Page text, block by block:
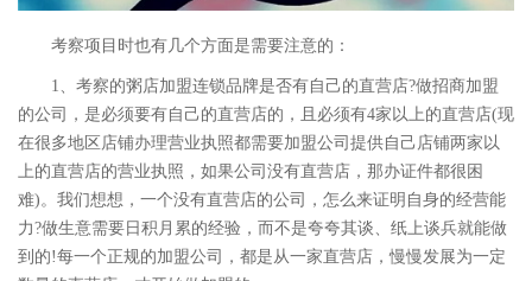
考察项目时也有几个方面是需要注意的：
1、考察的粥店加盟连锁品牌是否有自己的直营店?做招商加盟
的公司，是必须要有自己的直营店的，且必须有4家以上的直营店(现
在很多地区店铺办理营业执照都需要加盟公司提供自己店铺两家以
上的直营店的营业执照，如果公司没有直营店，那办证件都很困
难)。我们想想，一个没有直营店的公司，怎么来证明自身的经营能
力?做生意需要日积月累的经验，而不是夸夸其谈、纸上谈兵就能做
到的!每一个正规的加盟公司，都是从一家直营店，慢慢发展为一定